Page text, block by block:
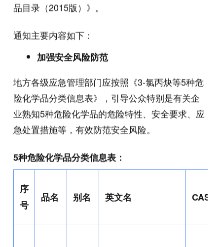
品目录（2015版）》。
通知主要内容如下：
加强安全风险防范
地方各级应急管理部门应按照《3-氯丙炔等5种危
险化学品分类信息表》，引导公众特别是有关企
业熟知5种危险化学品的危险特性、安全要求、应
急处置措施等，有效防范安全风险。
5种危险化学品分类信息表：
序
号
品名 别名 英文名 CAS号